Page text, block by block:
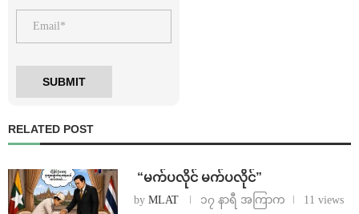
RELATED POST
⁨ ⁨“မက်ပလိုင် မက်ပလိုင်”
by MLAT ၁၇ နာရီ အကြာက 11 views